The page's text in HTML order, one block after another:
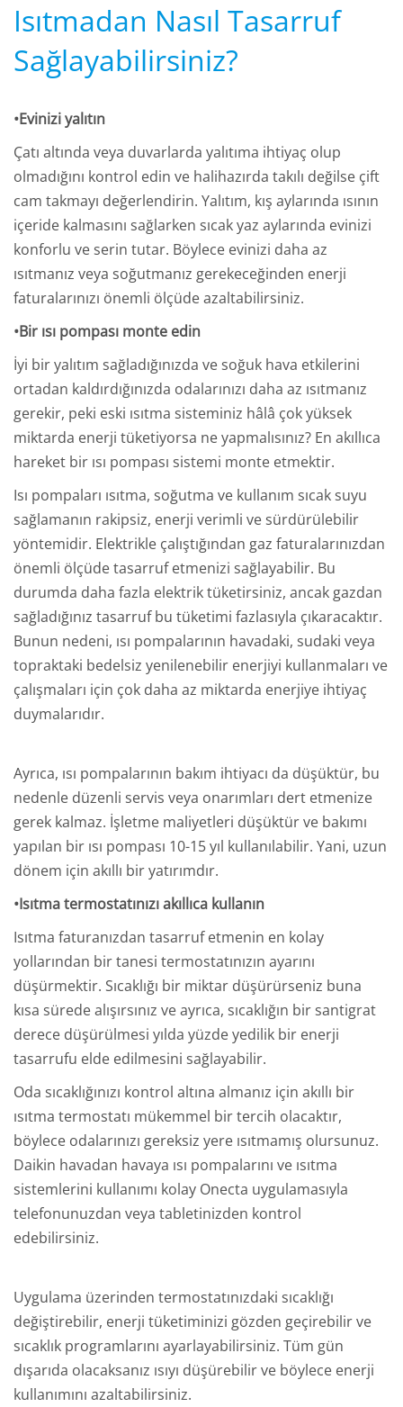
Isıtmadan Nasıl Tasarruf
Sağlayabilirsiniz?
•Evinizi yalıtın
Çatı altında veya duvarlarda yalıtıma ihtiyaç olup
olmadığını kontrol edin ve halihazırda takılı değilse çift
cam takmayı değerlendirin. Yalıtım, kış aylarında ısının
içeride kalmasını sağlarken sıcak yaz aylarında evinizi
konforlu ve serin tutar. Böylece evinizi daha az
ısıtmanız veya soğutmanız gerekeceğinden enerji
faturalarınızı önemli ölçüde azaltabilirsiniz.
•Bir ısı pompası monte edin
İyi bir yalıtım sağladığınızda ve soğuk hava etkilerini
ortadan kaldırdığınızda odalarınızı daha az ısıtmanız
gerekir, peki eski ısıtma sisteminiz hâlâ çok yüksek
miktarda enerji tüketiyorsa ne yapmalısınız? En akıllıca
hareket bir ısı pompası sistemi monte etmektir.
Isı pompaları ısıtma, soğutma ve kullanım sıcak suyu
sağlamanın rakipsiz, enerji verimli ve sürdürülebilir
yöntemidir. Elektrikle çalıştığından gaz faturalarınızdan
önemli ölçüde tasarruf etmenizi sağlayabilir. Bu
durumda daha fazla elektrik tüketirsiniz, ancak gazdan
sağladığınız tasarruf bu tüketimi fazlasıyla çıkaracaktır.
Bunun nedeni, ısı pompalarının havadaki, sudaki veya
topraktaki bedelsiz yenilenebilir enerjiyi kullanmaları ve
çalışmaları için çok daha az miktarda enerjiye ihtiyaç
duymalarıdır.
Ayrıca, ısı pompalarının bakım ihtiyacı da düşüktür, bu
nedenle düzenli servis veya onarımları dert etmenize
gerek kalmaz. İşletme maliyetleri düşüktür ve bakımı
yapılan bir ısı pompası 10-15 yıl kullanılabilir. Yani, uzun
dönem için akıllı bir yatırımdır.
•Isıtma termostatınızı akıllıca kullanın
Isıtma faturanızdan tasarruf etmenin en kolay
yollarından bir tanesi termostatınızın ayarını
düşürmektir. Sıcaklığı bir miktar düşürürseniz buna
kısa sürede alışırsınız ve ayrıca, sıcaklığın bir santigrat
derece düşürülmesi yılda yüzde yedilik bir enerji
tasarrufu elde edilmesini sağlayabilir.
Oda sıcaklığınızı kontrol altına almanız için akıllı bir
ısıtma termostatı mükemmel bir tercih olacaktır,
böylece odalarınızı gereksiz yere ısıtmamış olursunuz.
Daikin havadan havaya ısı pompalarını ve ısıtma
sistemlerini kullanımı kolay Onecta uygulamasıyla
telefonunuzdan veya tabletinizden kontrol
edebilirsiniz.
Uygulama üzerinden termostatınızdaki sıcaklığı
değiştirebilir, enerji tüketiminizi gözden geçirebilir ve
sıcaklık programlarını ayarlayabilirsiniz. Tüm gün
dışarıda olacaksanız ısıyı düşürebilir ve böylece enerji
kullanımını azaltabilirsiniz.